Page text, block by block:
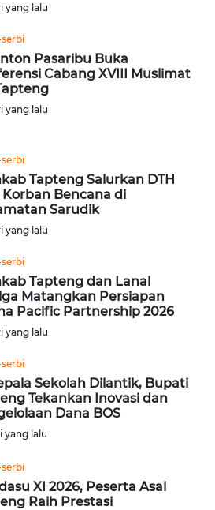
yang lalu
Pasaribu Buka
Cabang XVIII Muslimat
yang lalu
Tapteng Salurkan DTH
Korban Bencana di
Sarudik
yang lalu
Tapteng dan Lanal
Matangkan Persiapan
Pacific Partnership 2026
yang lalu
Sekolah Dilantik, Bupati
Tekankan Inovasi dan
Dana BOS
yang lalu
XI 2026, Peserta Asal
Raih Prestasi